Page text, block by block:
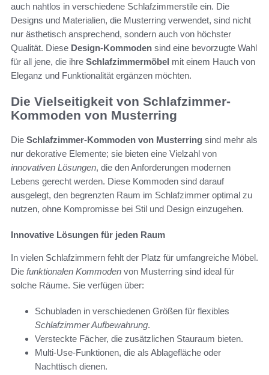
auch nahtlos in verschiedene Schlafzimmerstile ein. Die
Designs und Materialien, die Musterring verwendet, sind nicht
nur ästhetisch ansprechend, sondern auch von höchster
Qualität. Diese Design-Kommoden sind eine bevorzugte Wahl
für all jene, die ihre Schlafzimmermöbel mit einem Hauch von
Eleganz und Funktionalität ergänzen möchten.
Die Vielseitigkeit von Schlafzimmer-
Kommoden von Musterring
Die Schlafzimmer-Kommoden von Musterring sind mehr als
nur dekorative Elemente; sie bieten eine Vielzahl von
innovativen Lösungen, die den Anforderungen modernen
Lebens gerecht werden. Diese Kommoden sind darauf
ausgelegt, den begrenzten Raum im Schlafzimmer optimal zu
nutzen, ohne Kompromisse bei Stil und Design einzugehen.
Innovative Lösungen für jeden Raum
In vielen Schlafzimmern fehlt der Platz für umfangreiche Möbel.
Die funktionalen Kommoden von Musterring sind ideal für
solche Räume. Sie verfügen über:
Schubladen in verschiedenen Größen für flexibles
Schlafzimmer Aufbewahrung.
Versteckte Fächer, die zusätzlichen Stauraum bieten.
Multi-Use-Funktionen, die als Ablagefläche oder
Nachttisch dienen.